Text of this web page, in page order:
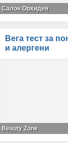
Салон Орхидея
Вега тест за
и алергени
Beauty Zone